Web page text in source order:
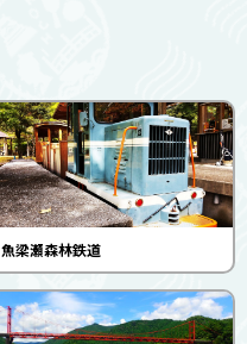
魚梁瀬森林鉄道